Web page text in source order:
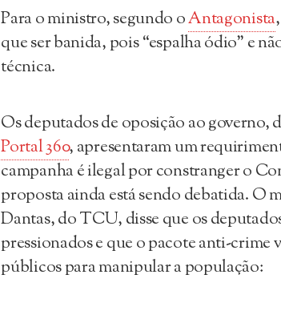
Para o ministro, segundo oAntagonista
que ser banida, pois “espalha ódio” e
técnica.
Os deputados de oposição ao governo,
Portal 360, apresentaram um
campanha é ilegal por constranger o
proposta ainda está sendo debatida. O
Dantas, do TCU, disse que os
pressionados e que o pacote anti-crime
públicos para manipular a população: